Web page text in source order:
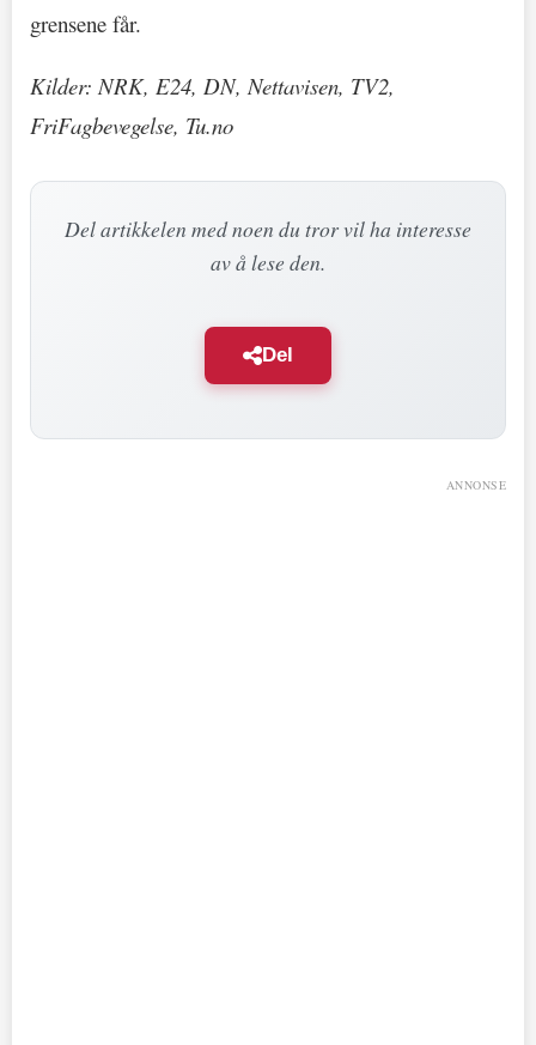
grensene får.
Kilder: NRK, E24, DN, Nettavisen, TV2,
FriFagbevegelse, Tu.no
Del artikkelen med noen du tror vil ha interesse
av å lese den.
Del
ANNONSE